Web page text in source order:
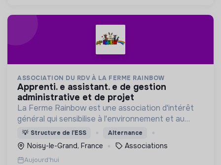
ASSOCIATION DU RDV À LA FERME RAINBOW
apprenti. e assistant. e de gestion
administrative et de projet
La Ferme Rainbow est une association d'intérêt
général qui sensibilise à l'environnement et au
bien-être animal, tout en favorisant l'insertion
professionnelle via son Atelier et Chantier
d'Insertion.
💡 Structure de l’ESS Alternance
Noisy-le-Grand, France Associations
Aujourd'hui